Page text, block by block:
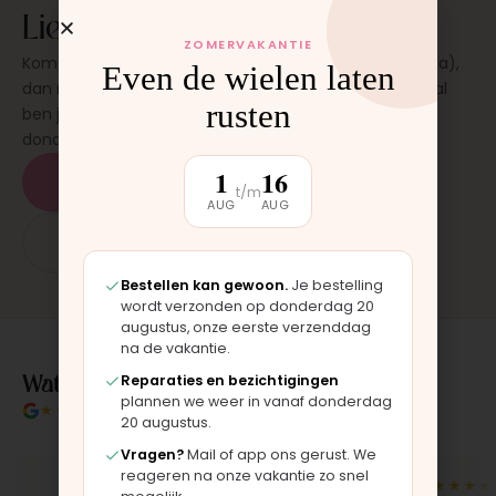
Liever laten plaatsen?
Kom langs in onze werkplaats in Moordrecht (bij Gouda),
dan monteren wij het onderdeel direct voor je. Meestal
ben je binnen 15 tot 20 minuten weer buiten. Op
donderdag en zaterdag, op afspraak.
Plan een afspraak
Wat klanten over ons zeggen
★★★★★ 4.9/5 klantbeoordeling
★★★★★
★★★★★
ZOMERVAKANTIE
Even de wielen laten
rusten
1
AUG
t/m16
AUG
Bestellen kan gewoon. Je bestelling
wordt verzonden op donderdag 20
augustus, onze eerste verzenddag
na de vakantie.
Reparaties en bezichtigingen
plannen we weer in vanaf donderdag
20 augustus.
Vragen?Mail of app ons gerust. We
reageren na onze vakantie zo snel